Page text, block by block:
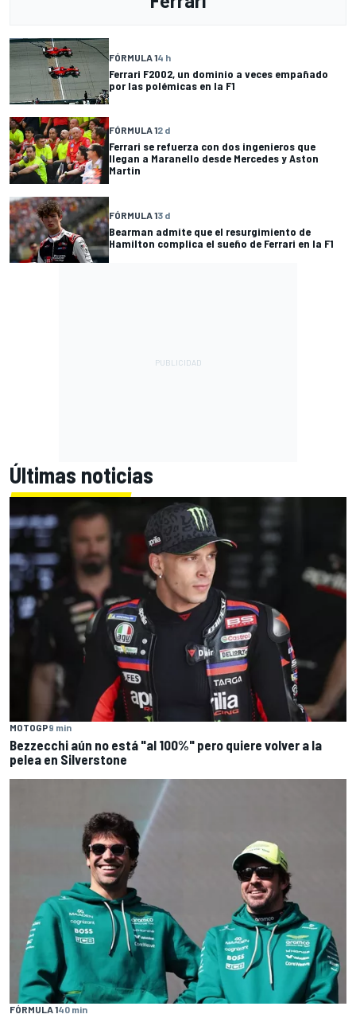
FÓRMULA 14 h
Ferrari F2002, un dominio a veces empañado
por las polémicas en la F1
FÓRMULA 12 d
Ferrari se refuerza con dos ingenieros que
llegan a Maranello desde Mercedes y Aston
Martin
FÓRMULA 13 d
Bearman admite que el resurgimiento de
Hamilton complica el sueño de Ferrari en la F1
Últimas noticias
MOTOGP9 min
Bezzecchi aún no está "al 100%" pero quiere volver a la
pelea en Silverstone
FÓRMULA 140 min